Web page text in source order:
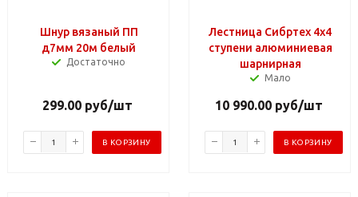
Шнур вязаный ПП
д7мм 20м белый
Достаточно
299.00руб/шт
В КОРЗИНУ
Лестница Сибртех 4х4
ступени алюминиевая
шарнирная
Мало
10 990.00руб/шт
В КОРЗИНУ